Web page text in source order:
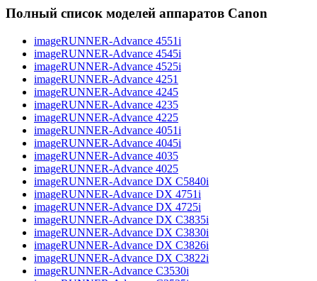
Полный список моделей аппаратов Canon
imageRUNNER-Advance 4551i
imageRUNNER-Advance 4545i
imageRUNNER-Advance 4525i
imageRUNNER-Advance 4251
imageRUNNER-Advance 4245
imageRUNNER-Advance 4235
imageRUNNER-Advance 4225
imageRUNNER-Advance 4051i
imageRUNNER-Advance 4045i
imageRUNNER-Advance 4035
imageRUNNER-Advance 4025
imageRUNNER-Advance DX C5840i
imageRUNNER-Advance DX 4751i
imageRUNNER-Advance DX 4725i
imageRUNNER-Advance DX C3835i
imageRUNNER-Advance DX C3830i
imageRUNNER-Advance DX C3826i
imageRUNNER-Advance DX C3822i
imageRUNNER-Advance C3530i